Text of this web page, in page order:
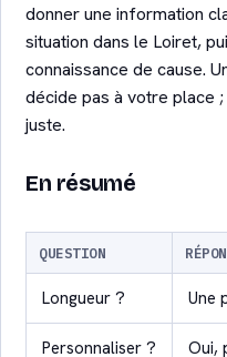
donner une information
situation dans le Loiret,
connaissance de cause.
décide pas à votre place
juste.
En résumé
QUESTION
Longueur ? Une
Personnaliser ? Oui,